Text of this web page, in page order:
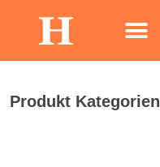
Produkt Kategorien